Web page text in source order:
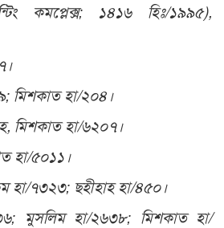
কমপ্লেক্স; ১৪১৬ হিঃ/১৯৯৫),
মিশকাত হা/২০৪।
মিশকাত হা/৬২০৭।
হা/৫০১১।
হা/৭৩২৩; ছহীহাহ হা/৪৫০।
মুসলিম হা/২৬৩৮; মিশকাত হা/